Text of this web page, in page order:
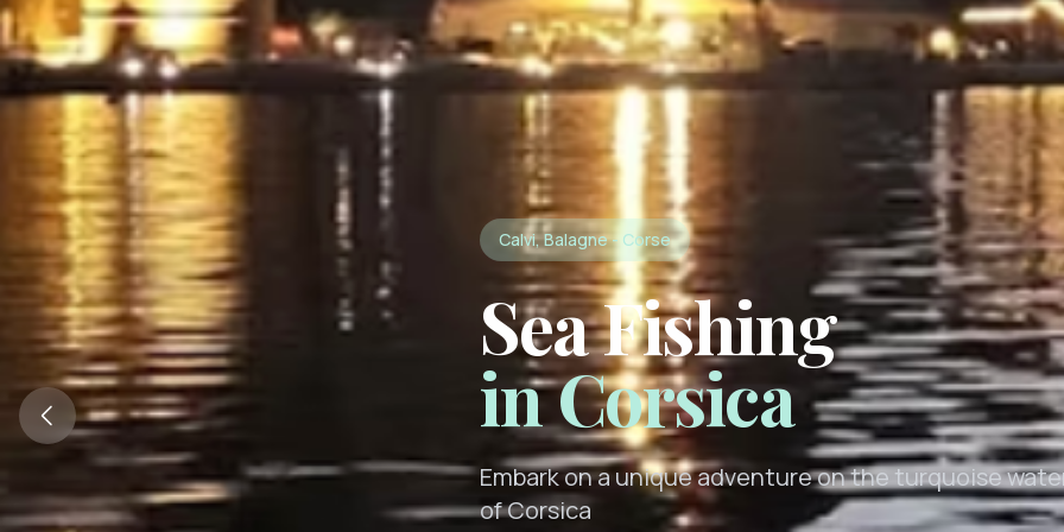
Calvi, Balagne - Corse
Sea Fishing
in Corsica
Embark on a unique adventure on the turquoise
of Corsica